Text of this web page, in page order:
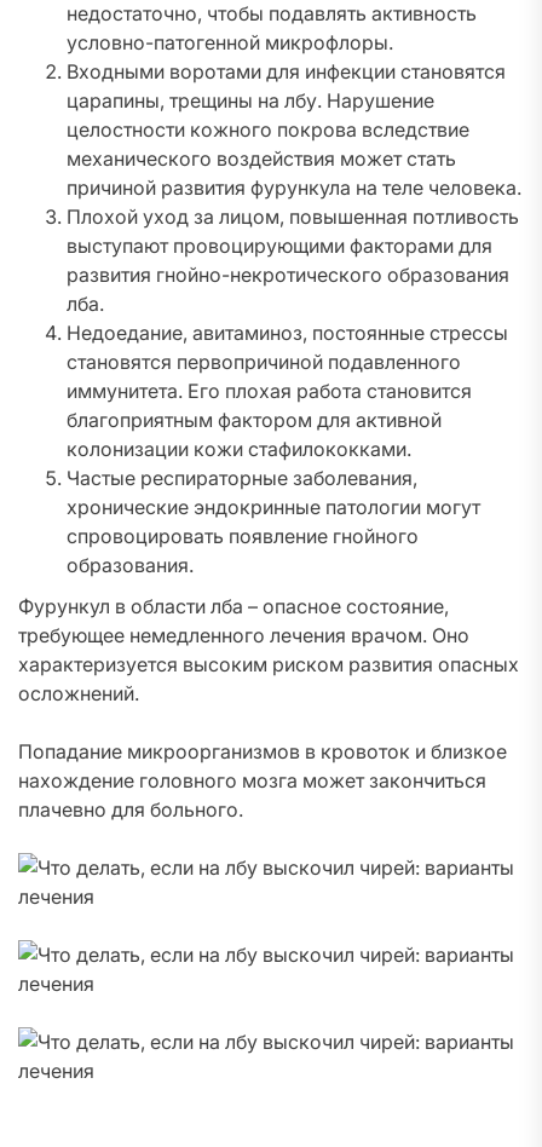
недостаточно, чтобы подавлять активность
условно-патогенной микрофлоры.
Входными воротами для инфекции становятся
царапины, трещины на лбу. Нарушение
целостности кожного покрова вследствие
механического воздействия может стать
причиной развития фурункула на теле человека.
Плохой уход за лицом, повышенная потливость
выступают провоцирующими факторами для
развития гнойно-некротического образования
лба.
Недоедание, авитаминоз, постоянные стрессы
становятся первопричиной подавленного
иммунитета. Его плохая работа становится
благоприятным фактором для активной
колонизации кожи стафилококками.
Частые респираторные заболевания,
хронические эндокринные патологии могут
спровоцировать появление гнойного
образования.
Фурункул в области лба – опасное состояние,
требующее немедленного лечения врачом. Оно
характеризуется высоким риском развития опасных
осложнений.
Попадание микроорганизмов в кровоток и близкое
нахождение головного мозга может закончиться
плачевно для больного.